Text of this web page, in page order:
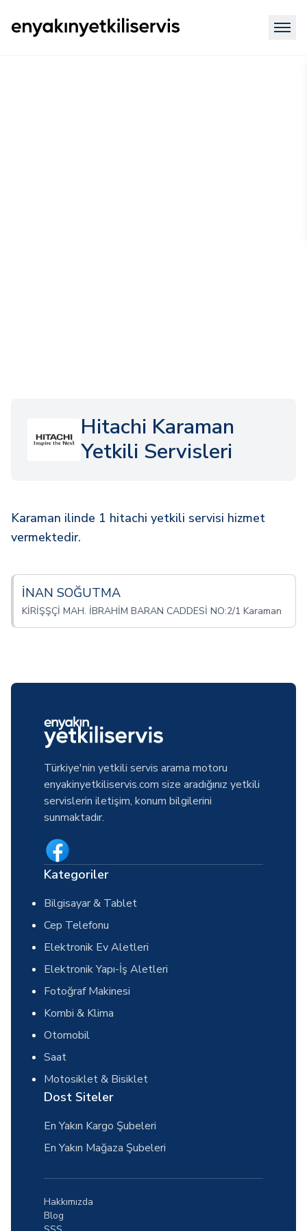
Hitachi Karaman
Yetkili Servisleri
Karaman ilinde 1 hitachi yetkili servisi hizmet
vermektedir.
İNAN SOĞUTMA
KİRİŞŞÇİ MAH. İBRAHİM BARAN CADDESİ NO:2/1 Karaman
Türkiye'nin yetkili servis arama motoru
enyakinyetkiliservis.com size aradığınız yetkili
servislerin iletişim, konum bilgilerini
sunmaktadır.
Kategoriler
Bilgisayar & Tablet
Cep Telefonu
Elektronik Ev Aletleri
Elektronik Yapı-İş Aletleri
Fotoğraf Makinesi
Kombi & Klima
Otomobil
Saat
Motosiklet & Bisiklet
Dost Siteler
En Yakın Kargo Şubeleri
En Yakın Mağaza Şubeleri
Hakkımızda
Blog